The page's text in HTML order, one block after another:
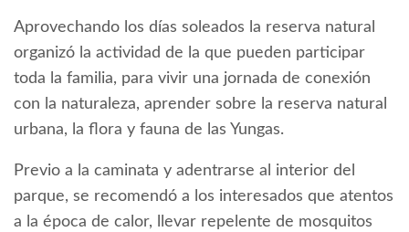
Aprovechando los días soleados la reserva natural
organizó la actividad de la que pueden participar
toda la familia, para vivir una jornada de conexión
con la naturaleza, aprender sobre la reserva natural
urbana, la flora y fauna de las Yungas.
Previo a la caminata y adentrarse al interior del
parque, se recomendó a los interesados que atentos
a la época de calor, llevar repelente de mosquitos